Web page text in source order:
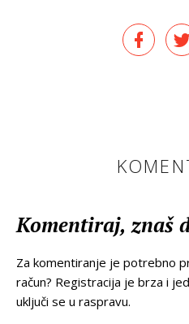
Komentiraj, znaš
Za komentiranje je potrebno
račun? Registracija je brza i
uključi se u raspravu.